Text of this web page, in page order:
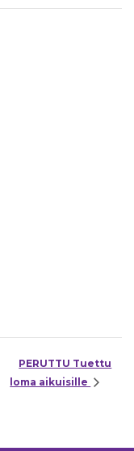
PERUTTU Tuettu
loma aikuisille